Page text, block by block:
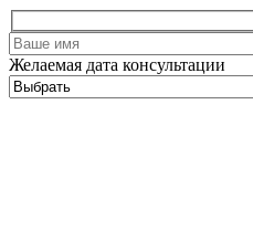
Желаемая дата консультации